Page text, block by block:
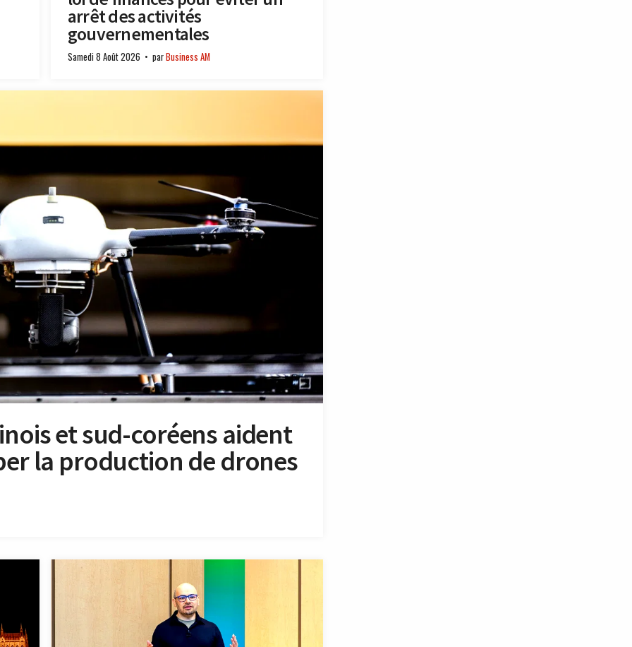
arrêt des activités
gouvernementales
Samedi 8 Août 2026 parBusiness AM
et sud-coréens aident
la production de drones